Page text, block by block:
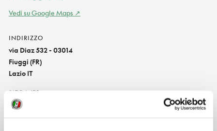
Vedi su Google Maps
INDIRIZZO
via Diaz 532 - 03014
Fiuggi (FR)
Lazio IT
SITO WEB
www.hotelcapri.it